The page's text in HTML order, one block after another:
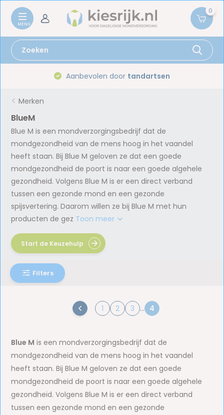
0
Aanbevolen door tandartsen
Merken
BlueM
Blue M is een mondverzorgingsbedrijf dat de
mondgezondheid van de mens hoog in het vaandel
heeft staan. Bij Blue M geloven ze dat een goede
mondgezondheid de poort is naar een goede algehele
gezondheid. Volgens Blue M is er een direct verband
tussen een gezonde mond en een gezonde
spijsvertering. Daarom willen ze bij Blue M met hun
producten de gez Toon meer
Filters
Start de Keuzehulp
1 2 3 ... 4
Blue M is een mondverzorgingsbedrijf dat de
mondgezondheid van de mens hoog in het vaandel
heeft staan. Bij Blue M geloven ze dat een goede
mondgezondheid de poort is naar een goede algehele
gezondheid. Volgens Blue M is er een direct verband
tussen een gezonde mond en een gezonde